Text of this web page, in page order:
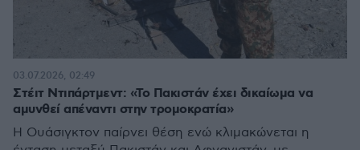
Στέιτ Ντιπάρτμεντ: «Το Πακιστάν έχει δικαίωμα να
αμυνθεί απέναντι στην τρομοκρατία»
Η Ουάσιγκτον παίρνει θέση ενώ κλιμακώνεται η
03.07.2026, 02:49